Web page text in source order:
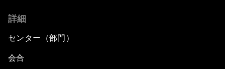
詳細
センター（部門）
会合